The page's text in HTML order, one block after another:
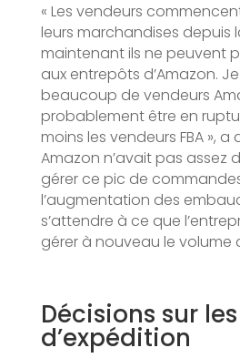
« Les vendeurs
leurs marchandises depuis
maintenant ils ne peuvent
aux entrepôts d’Amazon.
beaucoup de vendeurs
probablement être en
moins les vendeurs FBA », a
Amazon n’avait pas assez
gérer ce pic de
l’augmentation des
s’attendre à ce que
gérer à nouveau le volume
Décisions sur
d’expédition